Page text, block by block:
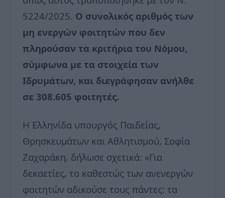
5224/2025. Ο συνολικός αριθμός των
μη ενεργών φοιτητών που δεν
πληρούσαν τα κριτήρια του Νόμου,
σύμφωνα με τα στοιχεία των
Ιδρυμάτων, και διεγράφησαν ανήλθε
σε 308.605 φοιτητές.
Η Ελληνίδα υπουργός Παιδείας,
Θρησκευμάτων και Αθλητισμού, Σοφία
Ζαχαράκη, δήλωσε σχετικά: «Για
δεκαετίες, το καθεστώς των ανενεργών
φοιτητών αδικούσε τους πάντες: τα